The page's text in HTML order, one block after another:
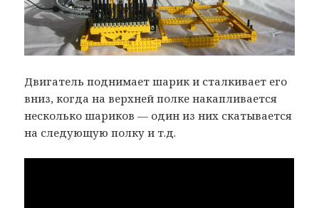
Двигатель поднимает шарик и сталкивает его
вниз, когда на верхней полке накапливается
несколько шариков — один из них скатывается
на следующую полку и т.д.